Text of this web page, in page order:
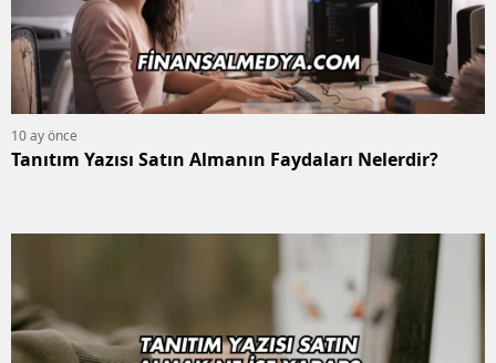
10 ay önce
Tanıtım Yazısı Satın Almanın Faydaları Nelerdir?